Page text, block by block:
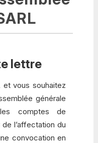
lettre
et vous souhaitez
générale
les comptes de
l’affectation du
convocation en